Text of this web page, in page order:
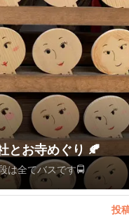
とお寺めぐり 🍂
は全てバスです🚍